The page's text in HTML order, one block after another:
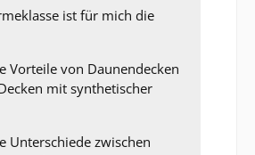
ist für mich die
Vorteile von Daunendecken
mit synthetischer
Unterschiede zwischen